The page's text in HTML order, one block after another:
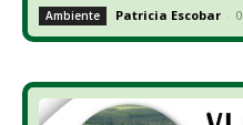
Ambiente Patricia Escobar -